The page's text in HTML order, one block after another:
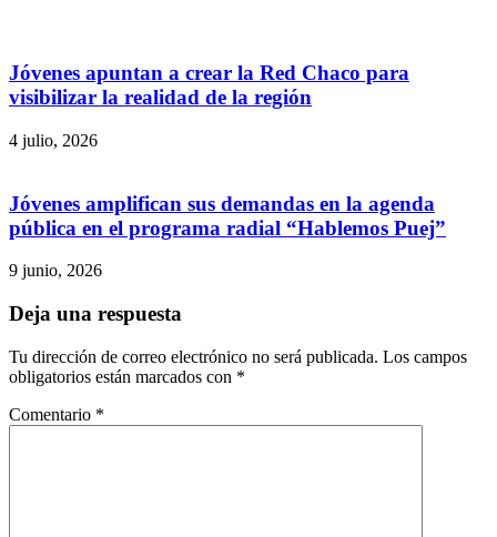
Jóvenes apuntan a crear la Red Chaco para
visibilizar la realidad de la región
4 julio, 2026
Jóvenes amplifican sus demandas en la agenda
pública en el programa radial “Hablemos Puej”
9 junio, 2026
Deja una respuesta
Tu dirección de correo electrónico no será publicada. Los campos
obligatorios están marcados con *
Comentario *